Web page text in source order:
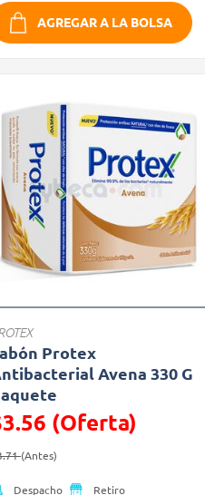
AGREGAR A LA BOLSA
Protex
Avena 330 G
(Oferta)
reducido de
(Antes)
Despacho Retiro